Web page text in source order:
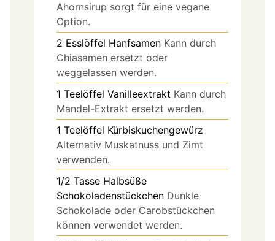
Ahornsirup sorgt für eine vegane
Option.
2 Esslöffel Hanfsamen Kann durch
Chiasamen ersetzt oder
weggelassen werden.
1 Teelöffel Vanilleextrakt Kann durch
Mandel-Extrakt ersetzt werden.
1 Teelöffel Kürbiskuchengewürz
Alternativ Muskatnuss und Zimt
verwenden.
1/2 Tasse Halbsüße
Schokoladenstückchen Dunkle
Schokolade oder Carobstückchen
können verwendet werden.